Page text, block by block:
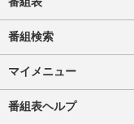
番組検索
マイメニュー
番組表ヘルプ